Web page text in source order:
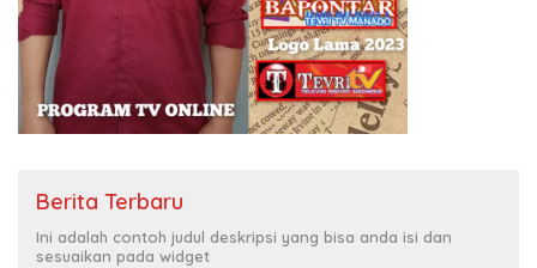
Berita Terbaru
Ini adalah contoh judul deskripsi yang bisa anda isi dan
sesuaikan pada widget